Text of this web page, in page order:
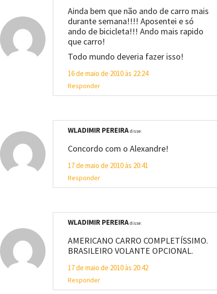
Ainda bem que não ando de carro mais
durante semana!!!! Aposentei e só
ando de bicicleta!!! Ando mais rapido
que carro!
Todo mundo deveria fazer isso!
16 de maio de 2010 às 22:24
Responder
WLADIMIR PEREIRAdisse:
Concordo com o Alexandre!
17 de maio de 2010 às 20:41
Responder
WLADIMIR PEREIRAdisse:
AMERICANO CARRO COMPLETÍSSIMO.
BRASILEIRO VOLANTE OPCIONAL.
17 de maio de 2010 às 20:42
Responder